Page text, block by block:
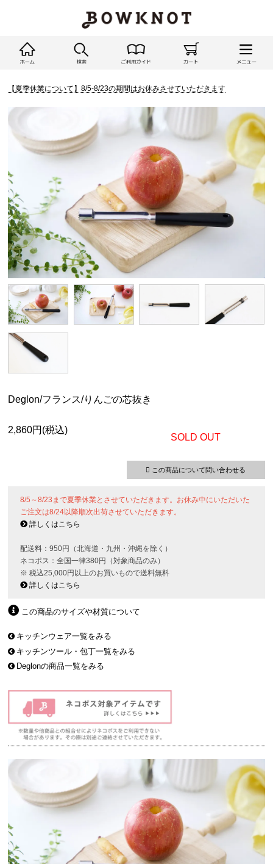
【夏季休業について】8/5-8/23の期間はお休みさせていただきます
Deglon/フランス/りんごの芯抜き
2,860円(税込)
SOLD OUT
この商品について問い合わせる
8/5～8/23まで夏季休業とさせていただきます。お休み中にいただいた
ご注文は8/24以降順次出荷させていただきます。
詳しくはこちら
配送料：950円（北海道・九州・沖縄を除く）
ネコポス：全国一律380円（対象商品のみ）
※ 税込25,000円以上のお買いもので送料無料
詳しくはこちら
この商品のサイズや材質について
キッチンウェア一覧をみる
キッチンツール・包丁一覧をみる
Deglonの商品一覧をみる